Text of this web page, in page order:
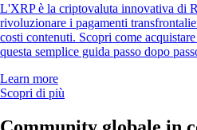
L'XRP è la criptovaluta innovativa di
rivoluzionare i pagamenti
costi contenuti. Scopri come
questa semplice guida passo dopo
Learn more
Scopri di più